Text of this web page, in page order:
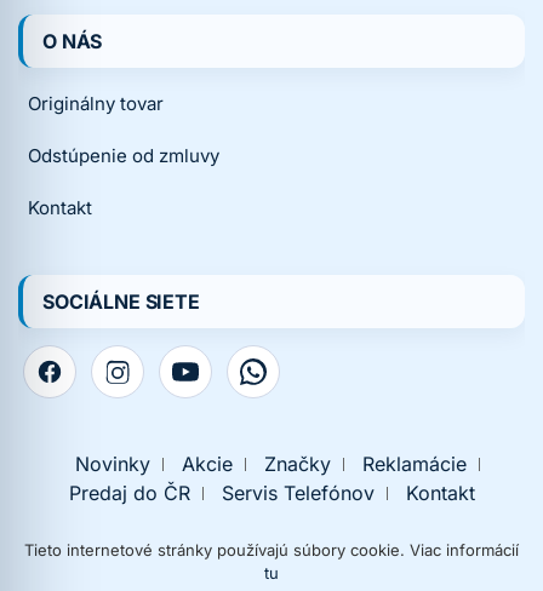
O NÁS
Originálny tovar
Odstúpenie od zmluvy
Kontakt
SOCIÁLNE SIETE
Novinky Akcie Značky
Reklamácie
Predaj do ČR
Servis Telefónov Kontakt
Tieto internetové stránky používajú súbory cookie. Viac informácií
tu